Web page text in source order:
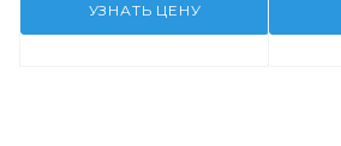
УЗНАТЬ ЦЕНУ